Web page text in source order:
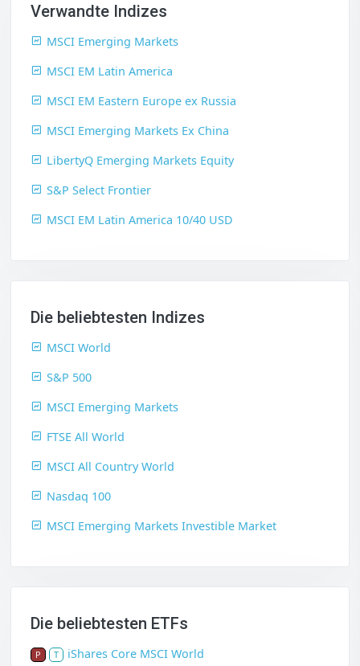
Verwandte Indizes
MSCI Emerging Markets
MSCI EM Latin America
MSCI EM Eastern Europe ex Russia
MSCI Emerging Markets Ex China
LibertyQ Emerging Markets Equity
S&P Select Frontier
MSCI EM Latin America 10/40 USD
Die beliebtesten Indizes
MSCI World
S&P 500
MSCI Emerging Markets
FTSE All World
MSCI All Country World
Nasdaq 100
MSCI Emerging Markets Investible Market
Die beliebtesten ETFs
P T iShares Core MSCI World